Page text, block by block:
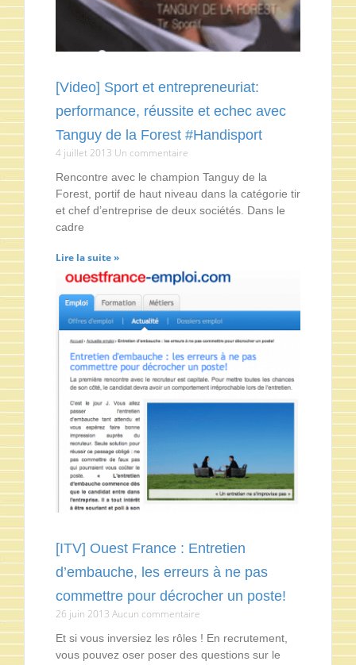
[Video] Sport et entrepreneuriat:
performance, réussite et echec avec
Tanguy de la Forest #Handisport
4 juillet 2013 Un commentaire
Rencontre avec le champion Tanguy de la
Forest, portif de haut niveau dans la catégorie tir
et chef d’entreprise de deux sociétés. Dans le
cadre
Lire la suite »
[ITV] Ouest France : Entretien
d’embauche, les erreurs à ne pas
commettre pour décrocher un poste!
26 juin 2013 Aucun commentaire
Et si vous inversiez les rôles ! En recrutement,
vous pouvez oser poser des questions sur le